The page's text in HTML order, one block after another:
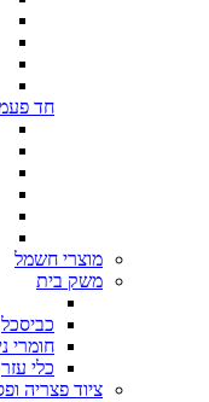
חד
מוצרי חשמל
משק בית
כביסכל
חומרי
כלי עזר
ציוד פצריה